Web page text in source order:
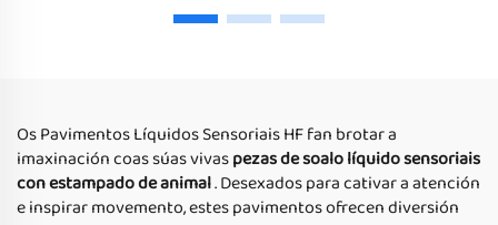
Niños Autistas a Liberar
Alfombra Sensorial
Os Pavimentos Líquidos Sensoriais HF fan brotar a
imaxinación coas súas vivaspezas de soalo líquido sensoriais
con estampado de animal. Desexados para cativar a atención
e inspirar movemento, estes pavimentos ofrecen diversión